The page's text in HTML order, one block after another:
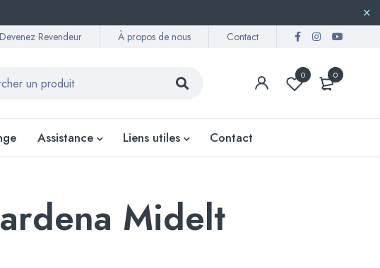
Devenez Revendeur À propos de nous Contact
0
0
Assistance Liens utiles Contact
Midelt